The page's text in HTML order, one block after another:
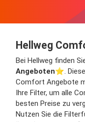
Hellweg
Bei Hellweg finden
Angeboten⭐️.
Comfort Angebote
Ihre Filter, um alle
besten Preise zu
Nutzen Sie die